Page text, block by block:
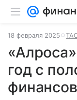
18 февраля 2025
год с